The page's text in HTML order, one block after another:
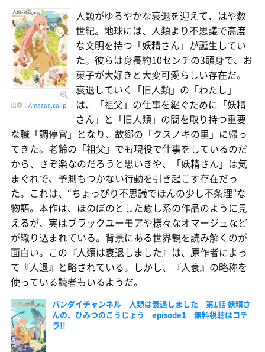
出典： Amazon.co.jp
人類がゆるやかな衰退を迎えて、はや数
世紀。地球には、人類より不思議で高度
な文明を持つ「妖精さん」が誕生してい
た。彼らは身長約10センチの3頭身で、お
菓子が大好きと大変可愛らしい存在だ。
衰退していく「旧人類」の「わたし」
は、「祖父」の仕事を継ぐために「妖精
さん」と「旧人類」の間を取り持つ重要
な職「調停官」となり、故郷の「クスノキの里」に帰っ
てきた。老齢の「祖父」でも現役で仕事をしているのだ
から、さぞ楽なのだろうと思いきや、「妖精さん」は気
まぐれで、予測もつかない行動を引き起こす存在だっ
た。これは、“ちょっぴり不思議でほんの少し不条理”な
物語。本作は、ほのぼのとした癒し系の作品のように見
えるが、実はブラックユーモアや様々なオマージュなど
が織り込まれている。背景にある世界観を読み解くのが
面白い。この『人類は衰退しました』は、原作者によっ
て『人退』と略されている。しかし、『人衰』の略称を
使っている読者もいるようだ。
バンダイチャンネル 人類は衰退しました 第1話 妖精さ
んの、ひみつのこうじょう episode1 無料視聴はコチ
ラ!!